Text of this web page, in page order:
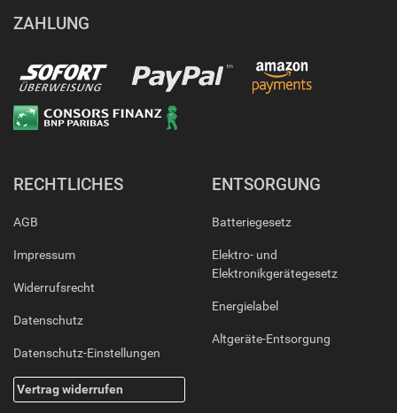
ZAHLUNG
RECHTLICHES
AGB
Impressum
Widerrufsrecht
Datenschutz
Datenschutz-Einstellungen
Vertrag widerrufen
ENTSORGUNG
Batteriegesetz
Elektro- und
Elektronikgerätegesetz
Energielabel
Altgeräte-Entsorgung